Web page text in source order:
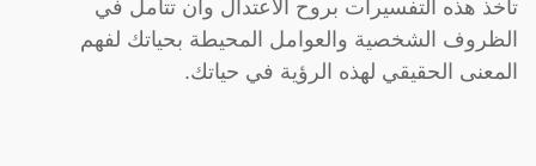
تأخذ هذه التفسيرات بروح الاعتدال وأن تتأمل في
الظروف الشخصية والعوامل المحيطة بحياتك لفهم
المعنى الحقيقي لهذه الرؤية في حياتك.